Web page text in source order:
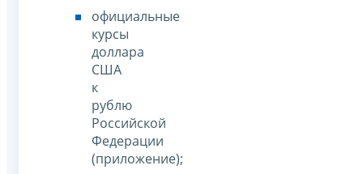
официальные
курсы
доллара
США
к
рублю
Российской
Федерации
(приложение);